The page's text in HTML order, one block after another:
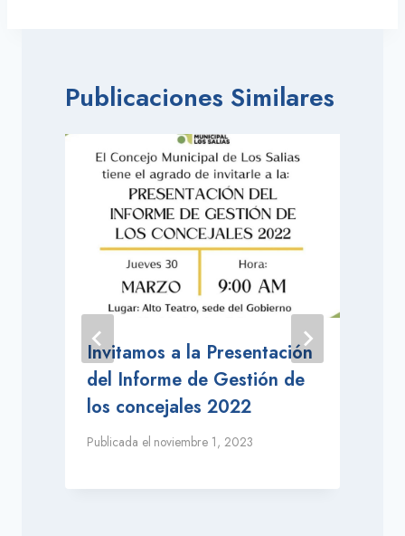
Publicaciones Similares
Invitamos a la Presentación
del Informe de Gestión de
los concejales 2022
Publicada el noviembre 1, 2023